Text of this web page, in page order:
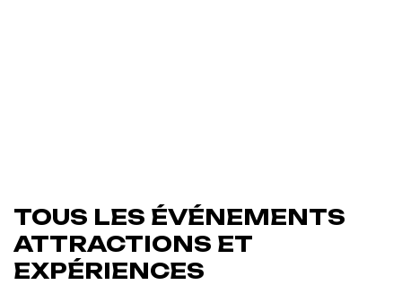
TOUS LES ÉVÉNEMENTS
ATTRACTIONS ET
EXPÉRIENCES